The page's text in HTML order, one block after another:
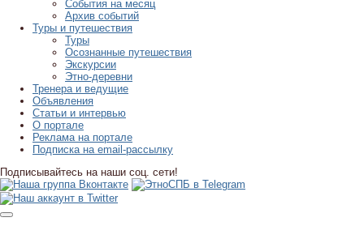
События на месяц
Архив событий
Туры и путешествия
Туры
Осознанные путешествия
Экскурсии
Этно-деревни
Тренера и ведущие
Объявления
Статьи и интервью
О портале
Реклама на портале
Подписка на email-рассылку
Подписывайтесь на наши соц. сети!